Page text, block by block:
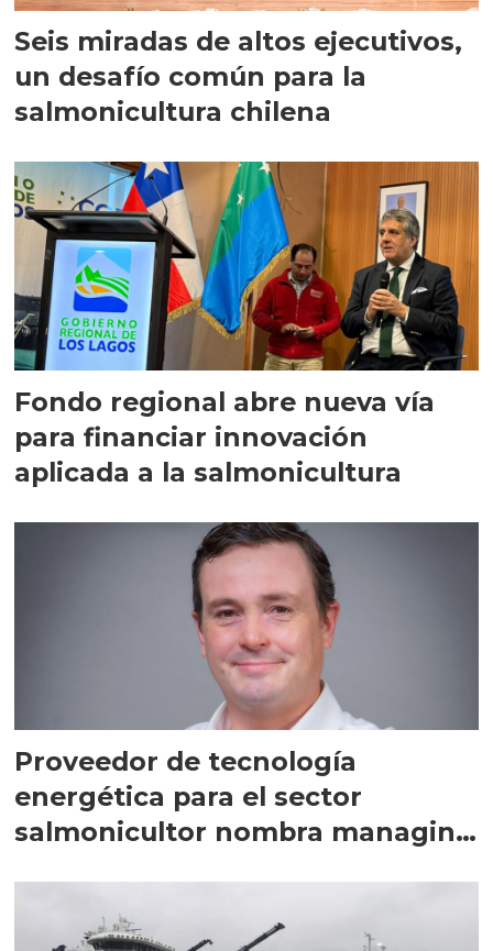
Seis miradas de altos ejecutivos,
un desafío común para la
salmonicultura chilena
Fondo regional abre nueva vía
para financiar innovación
aplicada a la salmonicultura
Proveedor de tecnología
energética para el sector
salmonicultor nombra managing